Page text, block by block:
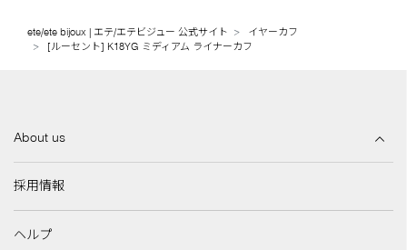
ete/ete bijoux | エテ/エテビジュー 公式サイト
イヤーカフ
[ルーセント] K18YG ミディアム ライナーカフ
About us
採用情報
ヘルプ